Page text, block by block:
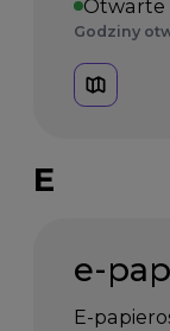
Otwarte
Godziny
E
e-
E-